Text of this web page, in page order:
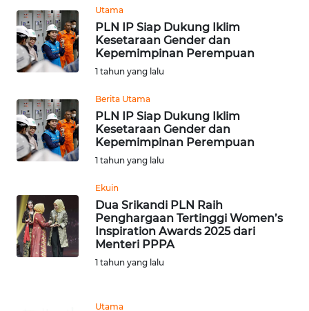
Utama
PLN IP Siap Dukung Iklim
Kesetaraan Gender dan
Kepemimpinan Perempuan
1 tahun yang lalu
Berita Utama
PLN IP Siap Dukung Iklim
Kesetaraan Gender dan
Kepemimpinan Perempuan
1 tahun yang lalu
Ekuin
Dua Srikandi PLN Raih
Penghargaan Tertinggi Women’s
Inspiration Awards 2025 dari
Menteri PPPA
1 tahun yang lalu
Utama
WN
NUSANTARA
JOGJA
WN
JATIM
BALI
WN
KALBAR